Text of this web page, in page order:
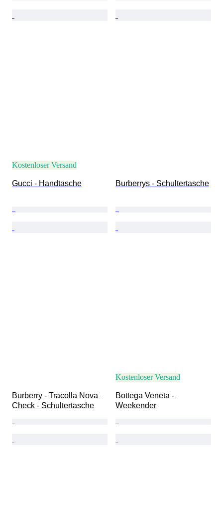
Kostenloser Versand
Gucci - Handtasche Burberrys - Schultertasche
Burberry - Tracolla Nova
Check - Schultertasche
Kostenloser Versand
Bottega Veneta -
Weekender